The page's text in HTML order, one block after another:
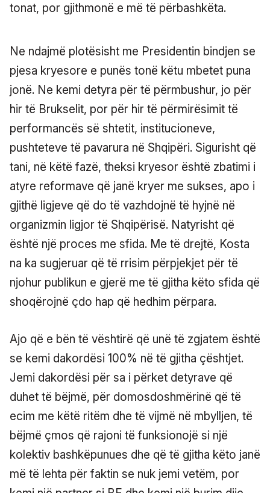
tonat, por gjithmonë e më të përbashkëta.
Ne ndajmë plotësisht me Presidentin bindjen se
pjesa kryesore e punës tonë këtu mbetet puna
jonë. Ne kemi detyra për të përmbushur, jo për
hir të Brukselit, por për hir të përmirësimit të
performancës së shtetit, institucioneve,
pushteteve të pavarura në Shqipëri. Sigurisht që
tani, në këtë fazë, theksi kryesor është zbatimi i
atyre reformave që janë kryer me sukses, apo i
gjithë ligjeve që do të vazhdojnë të hyjnë në
organizmin ligjor të Shqipërisë. Natyrisht që
është një proces me sfida. Me të drejtë, Kosta
na ka sugjeruar që të rrisim përpjekjet për të
njohur publikun e gjerë me të gjitha këto sfida që
shoqërojnë çdo hap që hedhim përpara.
Ajo që e bën të vështirë që unë të zgjatem është
se kemi dakordësi 100% në të gjitha çështjet.
Jemi dakordësi për sa i përket detyrave që
duhet të bëjmë, për domosdoshmërinë që të
ecim me këtë ritëm dhe të vijmë në mbylljen, të
bëjmë çmos që rajoni të funksionojë si një
kolektiv bashkëpunues dhe që të gjitha këto janë
më të lehta për faktin se nuk jemi vetëm, por